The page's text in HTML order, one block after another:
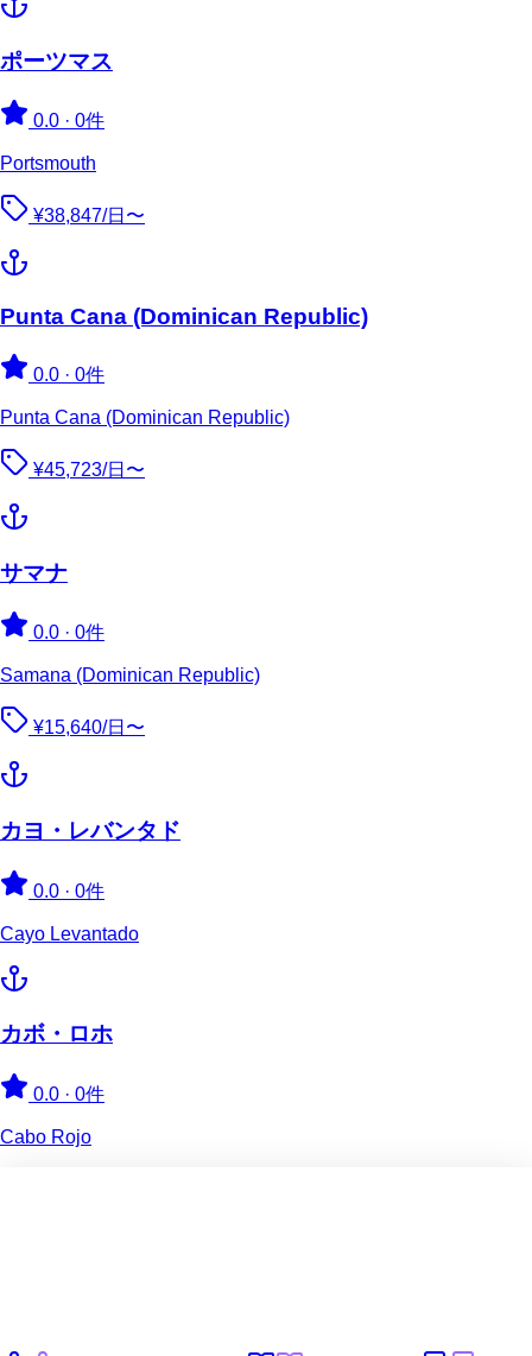
ポーツマス
0.0 · 0件
Portsmouth
¥38,847/日〜
Punta Cana (Dominican Republic)
0.0 · 0件
Punta Cana (Dominican Republic)
¥45,723/日〜
サマナ
0.0 · 0件
Samana (Dominican Republic)
¥15,640/日〜
カヨ・レバンタド
0.0 · 0件
Cayo Levantado
カボ・ロホ
0.0 · 0件
Cabo Rojo